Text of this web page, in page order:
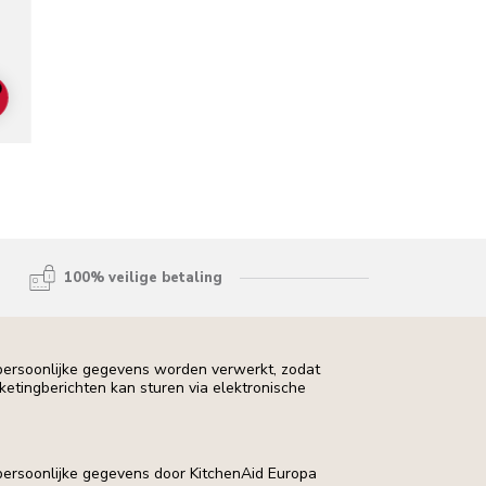
TO CART
100% veilige betaling
gegevens worden verwerkt, zodat
kan sturen via elektronische
gegevens door KitchenAid Europa